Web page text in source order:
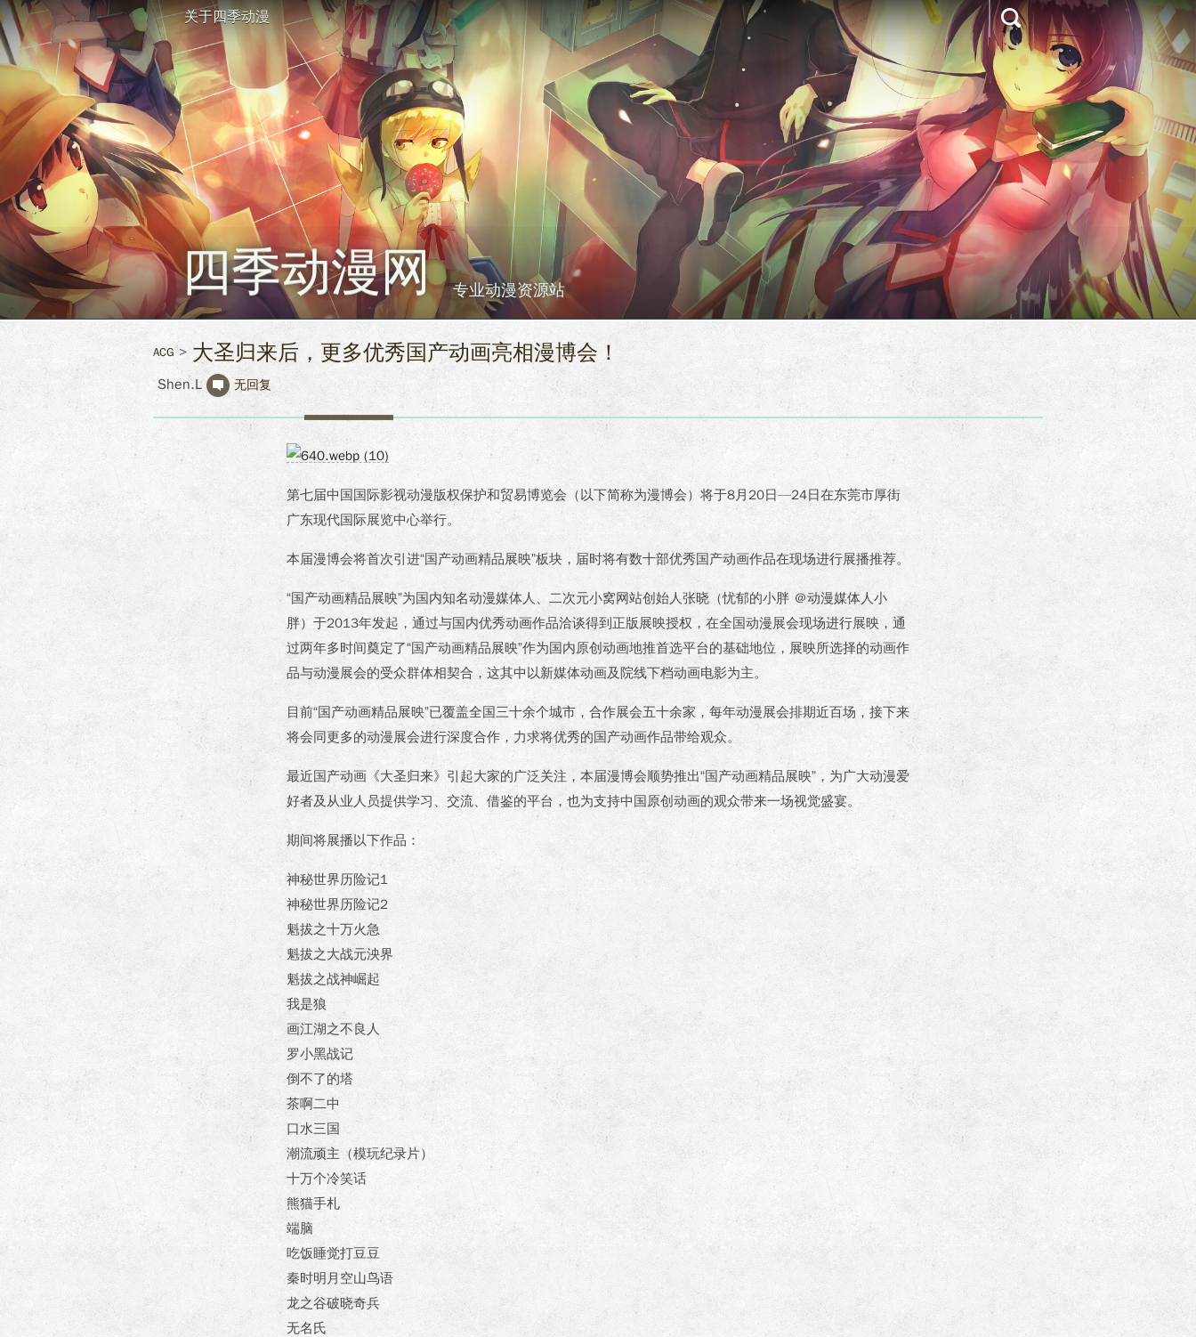
关于四季动漫
四季动漫网 专业动漫资源站
ACG 大圣归来后，更多优秀国产动画亮相漫博会！
Shen.L 无回复
第七届中国国际影视动漫版权保护和贸易博览会（以下简称为漫博会）将于8月20日—24日在东莞市厚街
广东现代国际展览中心举行。
本届漫博会将首次引进“国产动画精品展映”板块，届时将有数十部优秀国产动画作品在现场进行展播推荐。
“国产动画精品展映”为国内知名动漫媒体人、二次元小窝网站创始人张晓（忧郁的小胖 ＠动漫媒体人小
胖）于2013年发起，通过与国内优秀动画作品洽谈得到正版展映授权，在全国动漫展会现场进行展映，通
过两年多时间奠定了“国产动画精品展映”作为国内原创动画地推首选平台的基础地位，展映所选择的动画作
品与动漫展会的受众群体相契合，这其中以新媒体动画及院线下档动画电影为主。
目前“国产动画精品展映”已覆盖全国三十余个城市，合作展会五十余家，每年动漫展会排期近百场，接下来
将会同更多的动漫展会进行深度合作，力求将优秀的国产动画作品带给观众。
最近国产动画《大圣归来》引起大家的广泛关注，本届漫博会顺势推出“国产动画精品展映”，为广大动漫爱
好者及从业人员提供学习、交流、借鉴的平台，也为支持中国原创动画的观众带来一场视觉盛宴。
期间将展播以下作品：
神秘世界历险记1
神秘世界历险记2
魁拔之十万火急
魁拔之大战元泱界
魁拔之战神崛起
我是狼
画江湖之不良人
罗小黑战记
倒不了的塔
茶啊二中
口水三国
潮流顽主（模玩纪录片）
十万个冷笑话
熊猫手札
端脑
吃饭睡觉打豆豆
秦时明月空山鸟语
龙之谷破晓奇兵
无名氏